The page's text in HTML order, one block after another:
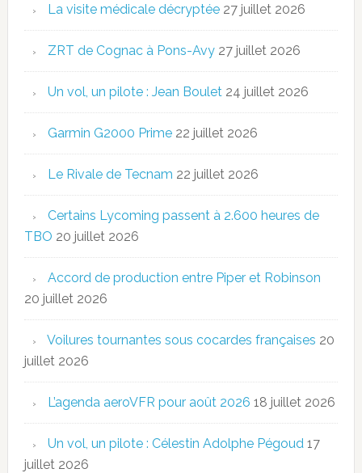
La visite médicale décryptée 27 juillet 2026
ZRT de Cognac à Pons-Avy 27 juillet 2026
Un vol, un pilote : Jean Boulet 24 juillet 2026
Garmin G2000 Prime 22 juillet 2026
Le Rivale de Tecnam 22 juillet 2026
Certains Lycoming passent à 2.600 heures de
TBO 20 juillet 2026
Accord de production entre Piper et Robinson
20 juillet 2026
Voilures tournantes sous cocardes françaises 20
juillet 2026
L’agenda aeroVFR pour août 2026 18 juillet 2026
Un vol, un pilote : Célestin Adolphe Pégoud 17
juillet 2026